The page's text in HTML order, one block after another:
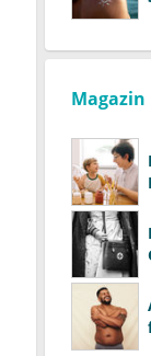
Magazin